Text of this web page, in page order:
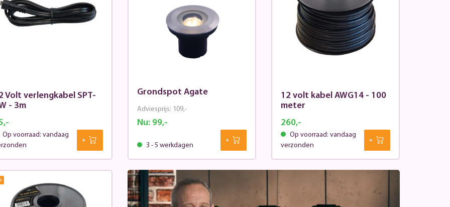
Volt verlengkabel SPT-
- 3m
Op voorraad: vandaag
Grondspot Agate
Nu:99,-
Adviesprijs: 109,-
3 - 5 werkdagen
12 volt kabel AWG14 - 100
meter
260,-
Op voorraad: vandaag
verzonden